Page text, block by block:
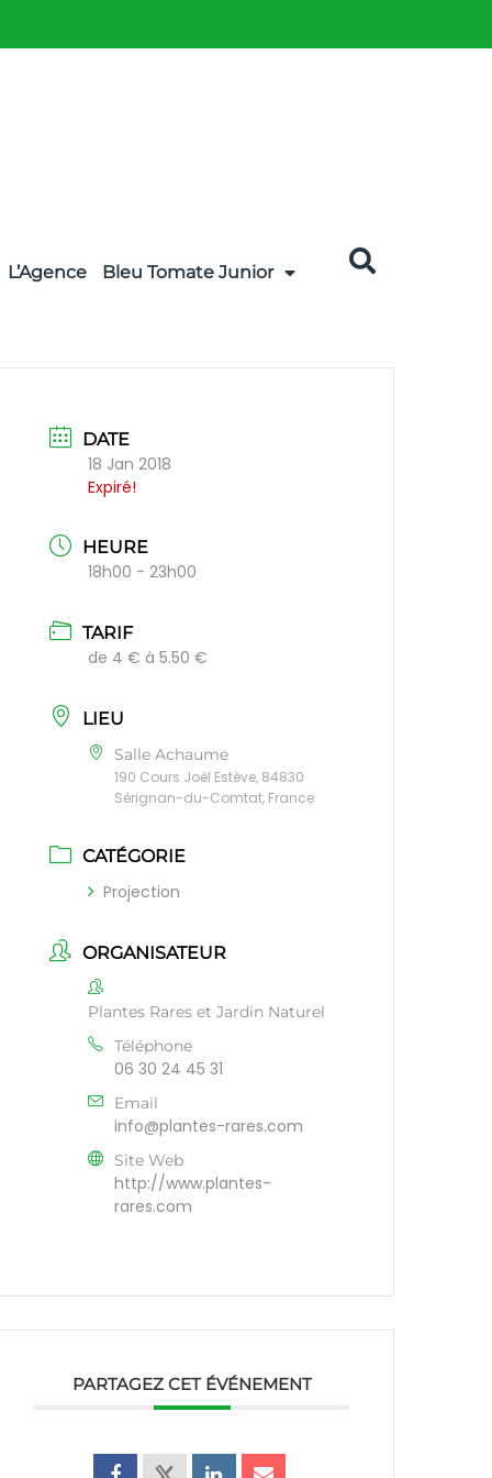
L’Agence Bleu Tomate Junior
DATE
18 Jan 2018
Expiré!
HEURE
18h00 - 23h00
TARIF
de 4 € à 5.50 €
LIEU
Salle Achaume
190 Cours Joël Estève, 84830
Sérignan-du-Comtat, France
CATÉGORIE
Projection
ORGANISATEUR
Plantes Rares et Jardin Naturel
Téléphone
06 30 24 45 31
Email
info@plantes-rares.com
Site Web
http://www.plantes-
rares.com
PARTAGEZ CET ÉVÉNEMENT